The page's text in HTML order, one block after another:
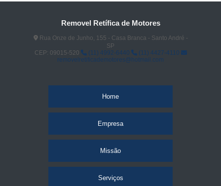
Removel Retífica de Motores
Rua Onze de Junho, 155 - Casa Branca - Santo André -
SP
CEP: 09015-520
(11) 4992-6440
(11) 4427-4110
removelretificademotores@hotmail.com
Home
Empresa
Missão
Serviços